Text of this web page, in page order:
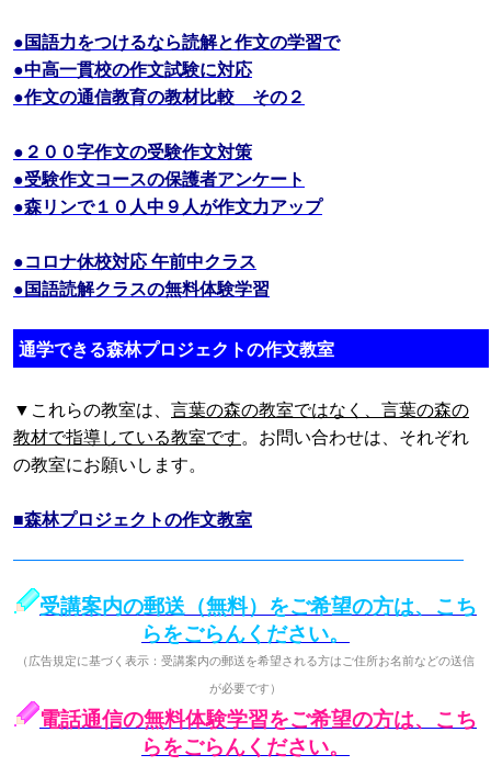
●国語力をつけるなら読解と作文の学習で
●中高一貫校の作文試験に対応
●作文の通信教育の教材比較 その２
●２００字作文の受験作文対策
●受験作文コースの保護者アンケート
●森リンで１０人中９人が作文力アップ
●コロナ休校対応 午前中クラス
●国語読解クラスの無料体験学習
通学できる森林プロジェクトの作文教室
▼これらの教室は、 言葉の森の教室ではなく、言葉の森の
教材で指導している教室です。お問い合わせは、それぞれ
の教室にお願いします。
■森林プロジェクトの作文教室
受講案内の郵送（無料）をご希望の方は、こち
らをごらんください。
（広告規定に基づく表示：受講案内の郵送を希望される方はご住所お名前などの送信
が必要です）
電話通信の無料体験学習をご希望の方は、こち
らをごらんください。